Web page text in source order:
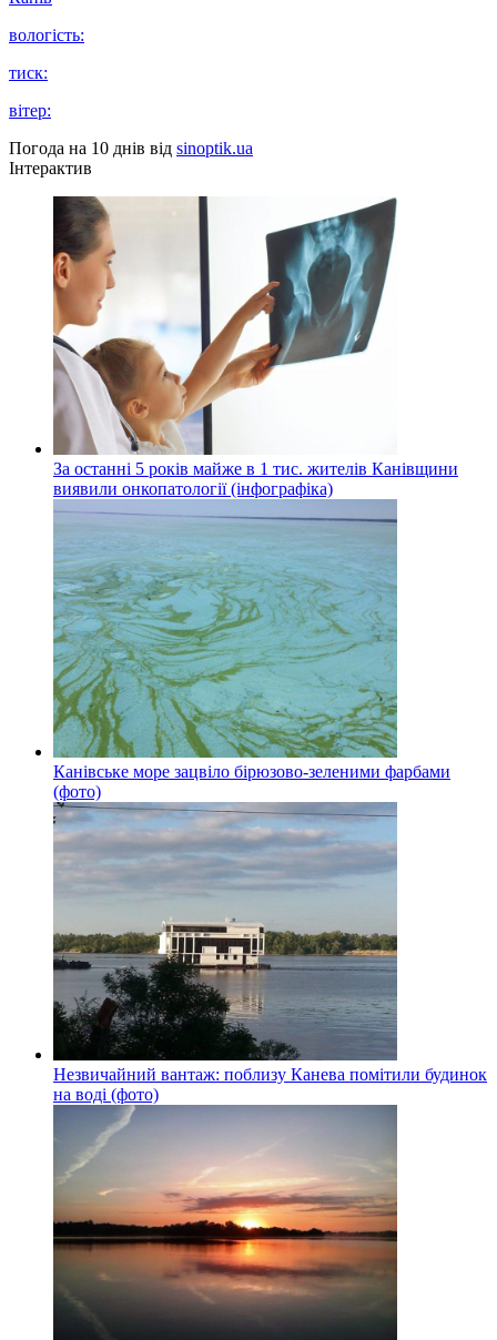
вологість:
тиск:
вітер:
Погода на 10 днів від sinoptik.ua
Інтерактив
За останні 5 років майже в 1 тис. жителів Канівщини
виявили онкопатології (інфографіка)
Канівське море зацвіло бірюзово-зеленими фарбами
(фото)
Незвичайний вантаж: поблизу Канева помітили будинок
на воді (фото)